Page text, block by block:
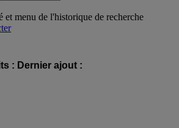
et menu de l'historique de recherche
: Dernier ajout :